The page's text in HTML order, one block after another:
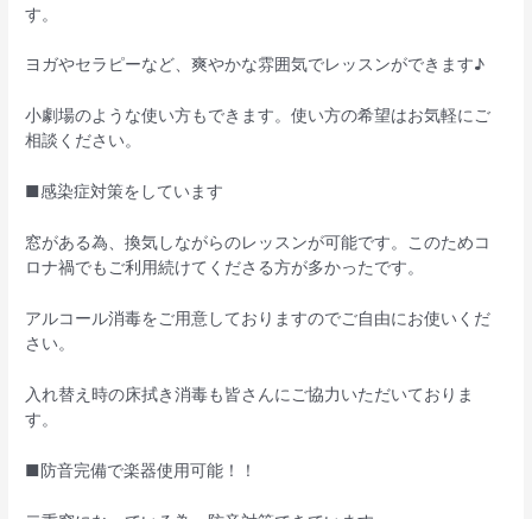
す。
ヨガやセラピーなど、爽やかな雰囲気でレッスンができます♪
小劇場のような使い方もできます。使い方の希望はお気軽にご
相談ください。
■感染症対策をしています
窓がある為、換気しながらのレッスンが可能です。このためコ
ロナ禍でもご利用続けてくださる方が多かったです。
アルコール消毒をご用意しておりますのでご自由にお使いくだ
さい。
入れ替え時の床拭き消毒も皆さんにご協力いただいておりま
す。
■防音完備で楽器使用可能！！